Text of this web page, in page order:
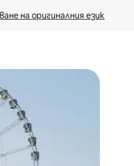
на оригиналния език